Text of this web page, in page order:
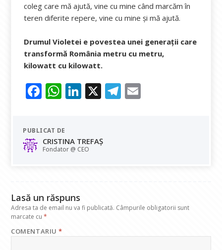
coleg care mă ajută, vine cu mine când marcăm în
teren diferite repere, vine cu mine și mă ajută.
Drumul Violetei e povestea unei generații care
transformă România metru cu metru,
kilowatt cu kilowatt.
F
e
b
o
W
at
s
A
Li
e
dI
X T
PUBLICAT DE
CRISTINA TREFAȘ
Fondator @ CEO
Lasă un răspuns
Adresa ta de email nu va fi publicată. Câmpurile obligatorii sunt
marcate cu*
COMENTARIU*